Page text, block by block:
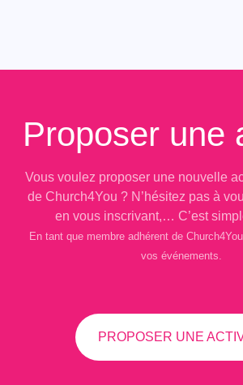
Proposer une
Vous voulez proposer une nouvelle
de Church4You ? N’hésitez pas à
en vous inscrivant,… C’est
En tant que membre adhérent de
vos événements.
PROPOSER UNE